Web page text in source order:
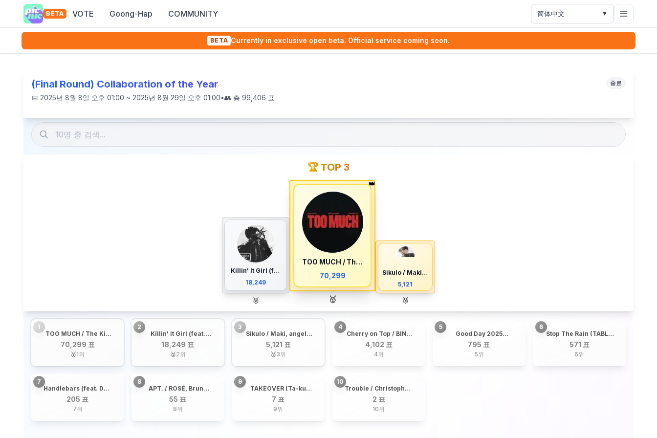
BETA VOTE Goong-Hap COMMUNITY 简体中文 ▼
BETA Currently in exclusive open beta. Official service coming soon.
(Final Round) Collaboration of the Year 종료
📅 2025년 8월 8일 오후 01:00 ~ 2025년 8월 29일 오후 01:00•👥 총 99,406 표
🏆 TOP 3
Killin' It Girl (feat. GloRilla) / j-hope, Glorilla
18,249
🥈
👑
TOO MUCH / The Kid LAROI, JUNGKOOK, Central Cee
70,299
🥇
Sikulo / Maki, angela ken, Nhiko
5,121
🥉
1
TOO MUCH / The Kid
LAROI, JUNGKOOK,
Central Cee
70,299 표
🥇1위
2
Killin' It Girl (feat.
GloRilla) / j-hope,
Glorilla
18,249 표
🥈2위
3
Sikulo / Maki, angela
ken, Nhiko
5,121 표
🥉3위
4
Cherry on Top / BINI,
AGNEZ MO
4,102 표
4위
5
Good Day 2025
(Telepathy + By the
Moonlight Window) /
G-DRAGON + 19
Artists
795 표
5위
6
Stop The Rain (TABLO
X RM) / TABLO, RM
571 표
6위
7
Handlebars (feat. Dua
Lipa) / JENNIE, Dua
Lipa
205 표
7위
8
APT. / ROSÉ, Bruno
Mars
55 표
8위
9
TAKEOVER (Ta-ku
Remix) / 82MAJOR,
Ta-Ku
7 표
9위
10
Trouble / Christopher,
Young Ji Lee
2 표
10위